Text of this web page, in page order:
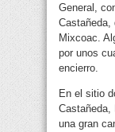
General,
Castañeda,
Mixcoac.
por unos
encierro.
En el sitio
Castañeda,
una gran